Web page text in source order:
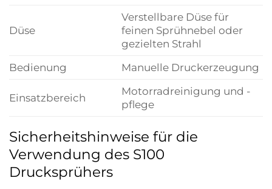
Düse
Verstellbare Düse für
feinen Sprühnebel oder
gezielten Strahl
Bedienung
Manuelle Druckerzeugung
Einsatzbereich
Motorradreinigung und -
pflege
Sicherheitshinweise für die
Verwendung des S100
Drucksprühers